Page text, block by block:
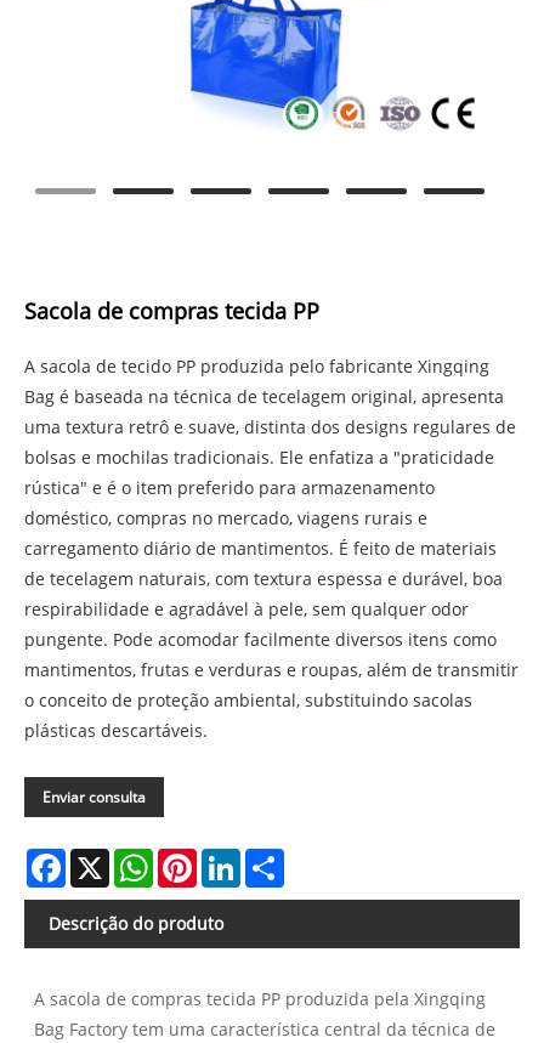
Sacola de compras tecida PP
A sacola de tecido PP produzida pelo fabricante Xingqing
Bag é baseada na técnica de tecelagem original, apresenta
uma textura retrô e suave, distinta dos designs regulares de
bolsas e mochilas tradicionais. Ele enfatiza a "praticidade
rústica" e é o item preferido para armazenamento
doméstico, compras no mercado, viagens rurais e
carregamento diário de mantimentos. É feito de materiais
de tecelagem naturais, com textura espessa e durável, boa
respirabilidade e agradável à pele, sem qualquer odor
pungente. Pode acomodar facilmente diversos itens como
mantimentos, frutas e verduras e roupas, além de transmitir
o conceito de proteção ambiental, substituindo sacolas
plásticas descartáveis.
Enviar consulta
Facebook
X WhatsAppPinterestLinkedIn
Descrição do produto
A sacola de compras tecida PP produzida pela Xingqing
Bag Factory tem uma característica central da técnica de